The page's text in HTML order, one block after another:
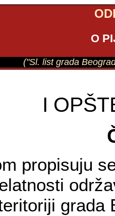
O
("Sl. list grada
I
propisuju
grada